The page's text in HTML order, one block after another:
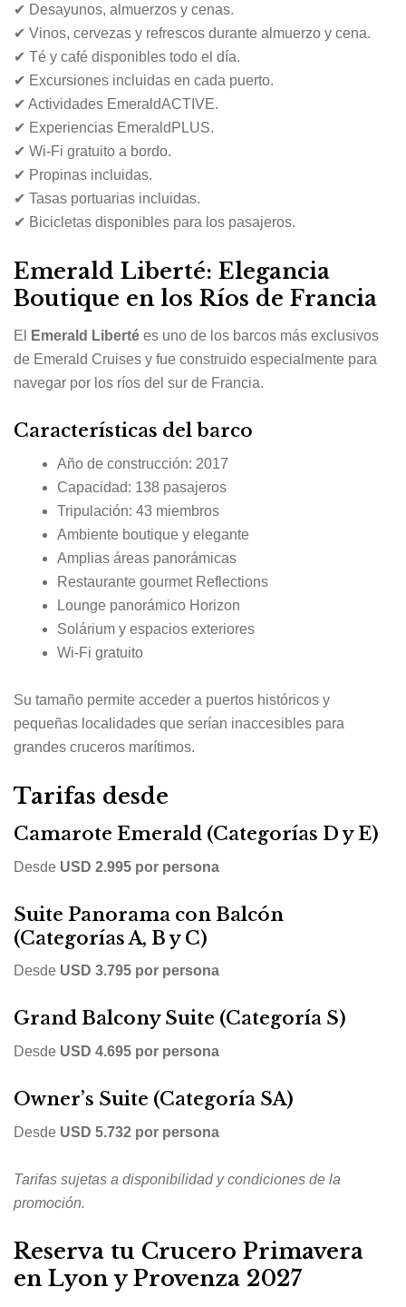
✔ Desayunos, almuerzos y cenas.
✔ Vinos, cervezas y refrescos durante almuerzo y cena.
✔ Té y café disponibles todo el día.
✔ Excursiones incluidas en cada puerto.
✔ Actividades EmeraldACTIVE.
✔ Experiencias EmeraldPLUS.
✔ Wi-Fi gratuito a bordo.
✔ Propinas incluidas.
✔ Tasas portuarias incluidas.
✔ Bicicletas disponibles para los pasajeros.
Emerald Liberté: Elegancia
Boutique en los Ríos de Francia
El Emerald Liberté es uno de los barcos más exclusivos
de Emerald Cruises y fue construido especialmente para
navegar por los ríos del sur de Francia.
Características del barco
Año de construcción: 2017
Capacidad: 138 pasajeros
Tripulación: 43 miembros
Ambiente boutique y elegante
Amplias áreas panorámicas
Restaurante gourmet Reflections
Lounge panorámico Horizon
Solárium y espacios exteriores
Wi-Fi gratuito
Su tamaño permite acceder a puertos históricos y
pequeñas localidades que serían inaccesibles para
grandes cruceros marítimos.
Tarifas desde
Camarote Emerald (Categorías D y E)
Desde USD 2.995 por persona
Suite Panorama con Balcón
(Categorías A, B y C)
Desde USD 3.795 por persona
Grand Balcony Suite (Categoría S)
Desde USD 4.695 por persona
Owner’s Suite (Categoría SA)
Desde USD 5.732 por persona
Tarifas sujetas a disponibilidad y condiciones de la
promoción.
Reserva tu Crucero Primavera
en Lyon y Provenza 2027